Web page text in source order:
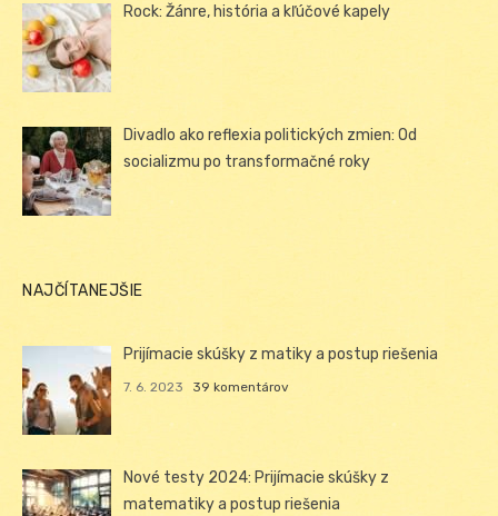
Rock: Žánre, história a kľúčové kapely
Divadlo ako reflexia politických zmien: Od
socializmu po transformačné roky
NAJČÍTANEJŠIE
Prijímacie skúšky z matiky a postup riešenia
7. 6. 2023 39 komentárov
Nové testy 2024: Prijímacie skúšky z
matematiky a postup riešenia